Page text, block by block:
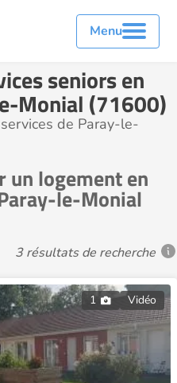
Menu
seniors en
Monial (71600)
de Paray-le-
un logement en
le-Monial
3 résultats de recherche
1 Vidéo